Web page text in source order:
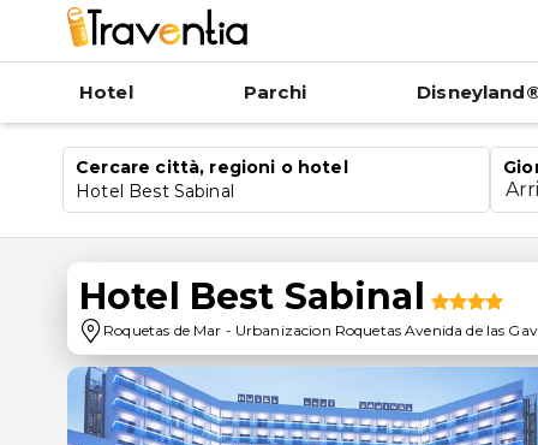
Hotel Parchi
Cercare città, regioni o hotel
Hotel Best Sabinal
Hotel Best Sabinal
Roquetas de Mar - Urbanizacion Roquetas Avenida de las